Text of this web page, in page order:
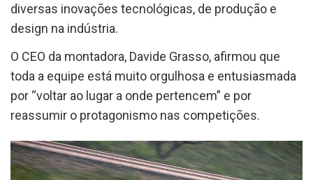
diversas inovações tecnológicas, de produção e
design na indústria.
O CEO da montadora, Davide Grasso, afirmou que
toda a equipe está muito orgulhosa e entusiasmada
por “voltar ao lugar a onde pertencem” e por
reassumir o protagonismo nas competições.